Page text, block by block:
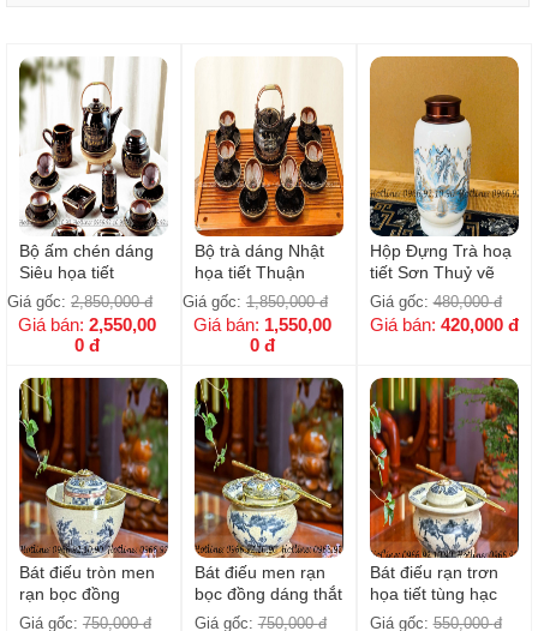
Bộ ấm chén dáng
Siêu họa tiết
Thuận buồm vàng
kim cao cấp - Full
phụ kiện
Giá gốc: 2,850,000 đ
Giá bán:2,550,00
0 đ
Bộ trà dáng Nhật
họa tiết Thuận
Buồm vàng kim
cao cấp Bát Tràng
- 600ml
Giá gốc: 1,850,000 đ
Giá bán: 1,550,00
0 đ
Hộp Đựng Trà hoạ
tiết Sơn Thuỷ vẽ
vàng
Giá gốc:480,000 đ
Giá bán: 420,000 đ
Bát điếu tròn men
rạn bọc đồng
Giá gốc: 750,000 đ
Bát điếu men rạn
bọc đồng dáng thắt
eo
Giá gốc:750,000 đ
Bát điếu rạn trơn
họa tiết tùng hạc
dáng thắt eo
Giá gốc:550,000 đ